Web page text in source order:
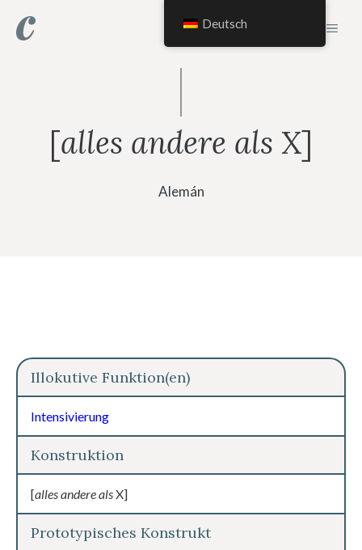
[alles andere als X]
Alemán
Illokutive Funktion(en)
Intensivierung
Konstruktion
[alles andere alsX]
Prototypisches Konstrukt
Deutsch